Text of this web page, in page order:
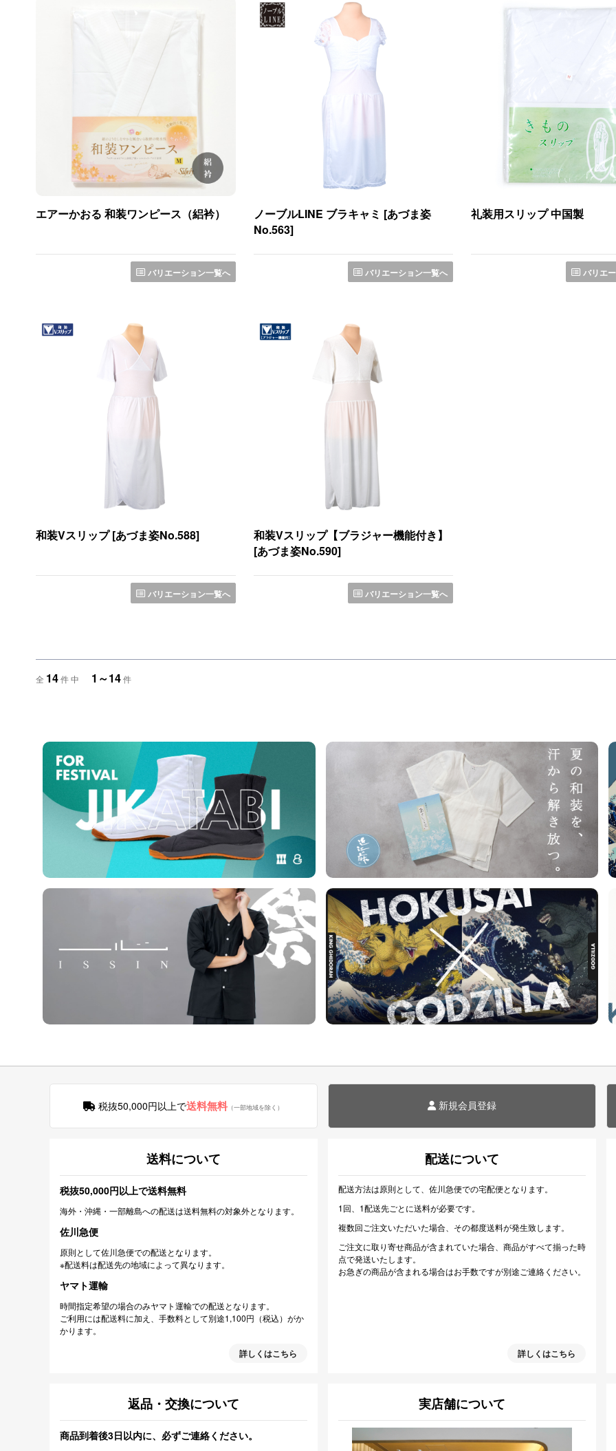
エアーかおる 和装ワンピース（絽衿）
バリエーション一覧へ
ノーブルLINE ブラキャミ [あづま姿
No.563]
バリエーション一覧へ
礼装用スリップ 中国製
バリエ
和装Vスリップ [あづま姿No.588]
バリエーション一覧へ
和装Vスリップ【ブラジャー機能付き】
[あづま姿No.590]
バリエーション一覧へ
全 14件 中 1～14件
税抜50,000円以上で送料無料 （一部地域を除く） 新規会員登録
送料について
税抜50,000円以上で送料無料
海外・沖縄・一部離島への配送は送料無料の対象外となります。
佐川急便
原則として佐川急便での配送となります。
※配送料は配送先の地域によって異なります。
ヤマト運輸
時間指定希望の場合のみヤマト運輸での配送となります。
ご利用には配送料に加え、手数料として別途1,100円（税込）がか
かります。
詳しくはこちら
配送について
配送方法は原則として、佐川急便での宅配便となります。
1回、1配送先ごとに送料が必要です。
複数回ご注文いただいた場合、その都度送料が発生致します。
ご注文に取り寄せ商品が含まれていた場合、商品がすべて揃った時
点で発送いたします。
お急ぎの商品が含まれる場合はお手数ですが別途ご連絡ください。
詳しくはこちら
返品・交換について
商品到着後3日以内に、必ずご連絡ください。
実店舗について